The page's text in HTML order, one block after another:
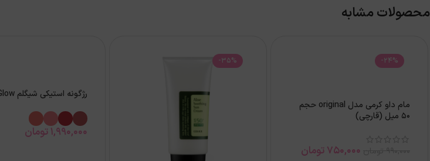
محصولات مشابه
-24%
مام داو کرمی مدل original حجم
50 ميل (قارچی)
750,000تومان
-35%
رژگونه استیکی شیگلم Glass Glow
1,990,000تومان